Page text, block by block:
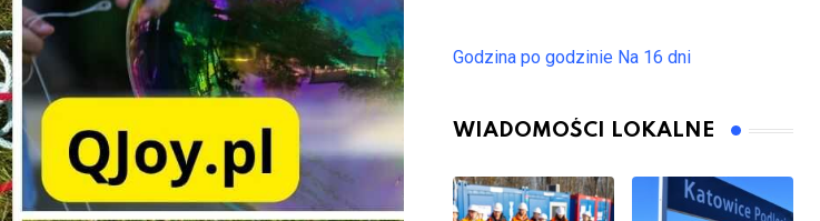
Godzina po godzinie Na 16 dni
WIADOMOŚCI LOKALNE